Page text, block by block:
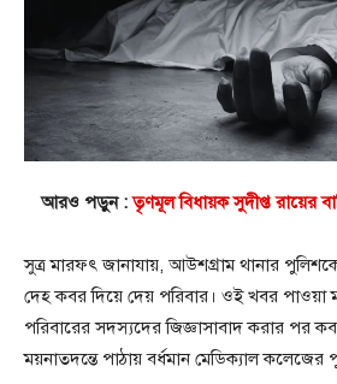
আরও পড়ুন :তৃণমূল বিধায়ক সুদীপ্ত রায়ের
সুত্র মারফৎ জানাযায়, আউশগ্রাম থানার
দেহ কবর দিয়ে দেয় পরিবার। ওই খবর পাওয়া
পরিবারের সদস্যদের জিজ্ঞাসাবাদ করার পর
ময়নাতদন্তে পাঠায় বর্ধমান মেডিক্যাল কলেজের